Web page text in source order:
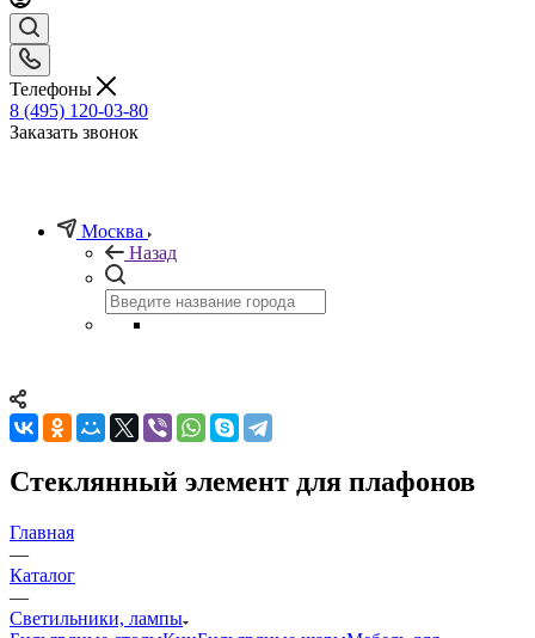
Телефоны
8 (495) 120-03-80
Заказать звонок
Москва
Назад
Стеклянный элемент для плафонов
Главная
—
Каталог
—
Светильники, лампы